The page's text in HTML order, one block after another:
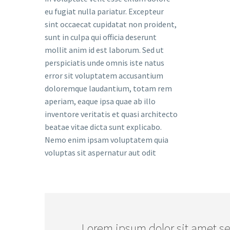
eu fugiat nulla pariatur. Excepteur
sint occaecat cupidatat non proident,
sunt in culpa qui officia deserunt
mollit anim id est laborum. Sed ut
perspiciatis unde omnis iste natus
error sit voluptatem accusantium
doloremque laudantium, totam rem
aperiam, eaque ipsa quae ab illo
inventore veritatis et quasi architecto
beatae vitae dicta sunt explicabo.
Nemo enim ipsam voluptatem quia
voluptas sit aspernatur aut odit